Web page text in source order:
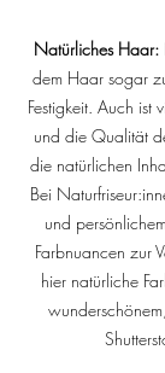
Natürliches Haar:
dem Haar sogar
Festigkeit. Auch ist
und die Qualität
die natürlichen
Bei
und
Farbnuancen zur
hier natürliche